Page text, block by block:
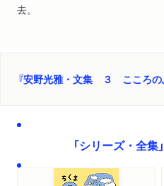
去。
『安野光雅・文集 ３ こころの
「シリーズ・全